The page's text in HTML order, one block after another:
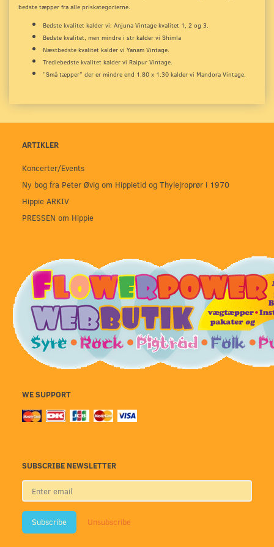
bedste tæpper fra alle priskategorierne.
Bedste kvalitet kalder vi: Anjuna Vintage kvalitet 1, 2 og 3.
Bedste kvalitet, men mindre i str kalder vi Shimla
Næstbedste kvalitet kalder vi Yanam Vintage.
Trediebedste kvalitet kalder vi Raipur Vintage.
”Små tæpper” der er mindre end 1.80 x 1.30 kalder vi Mandora Vintage.
ARTIKLER
Koncerter/Events
Ny bog fra Peter Øvig om Hippietid og Thylejroprør i 1970
Hippie ARKIV
PRESSEN om Hippie
WE SUPPORT
SUBSCRIBE NEWSLETTER
Enter
email
Subscribe Unsubscribe